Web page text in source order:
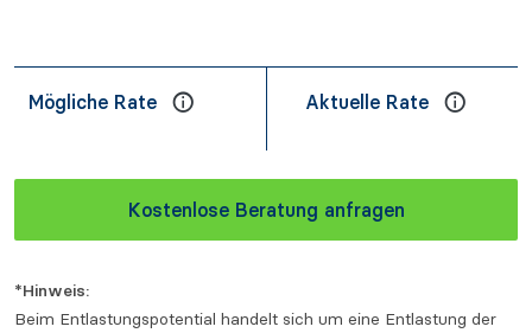
Mögliche Rate Aktuelle Rate
Kostenlose Beratung anfragen
*Hinweis:
Beim Entlastungspotential handelt sich um eine Entlastung der